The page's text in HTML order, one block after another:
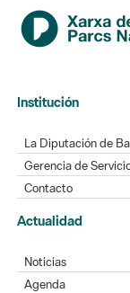
Institución
La Diputación de
Gerencia de
Contacto
Actualidad
Noticias
Agenda